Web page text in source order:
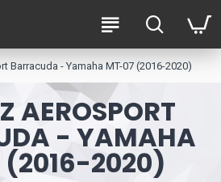
Barracuda - Yamaha MT-07 (2016-2020)
AEROSPORT
- YAMAHA
2020)